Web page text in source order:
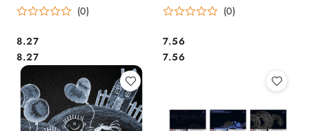
(0)
Cena:
8.27
Cena:
8.27
(0)
Cena:
7.56
Cena:
7.56